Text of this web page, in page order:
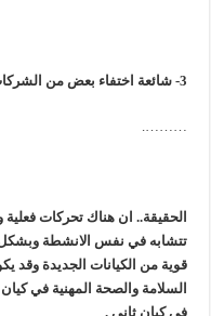
3- شائعة اختفاء بعض من الشركات قريبا ودمجها في كيان واحد .
……….
الحقيقة.. ان هناك تحركات
تتشابه في نفس الانشطة وبشكل
قوية من الكيانات الجديدة وقد
السلامة والصحة المهنية في
في كيان ثاني .